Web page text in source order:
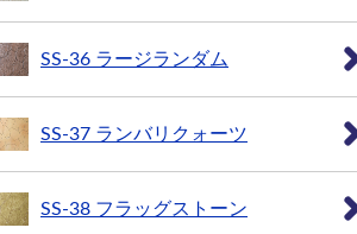
SS-36 ラージランダム
SS-37 ランバリクォーツ
SS-38 フラッグストーン